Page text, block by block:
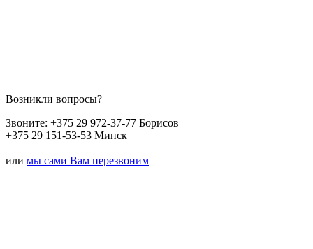
Возникли вопросы?
Звоните: +375 29 972-37-77 Борисов
+375 29 151-53-53 Минск
или мы сами Вам перезвоним